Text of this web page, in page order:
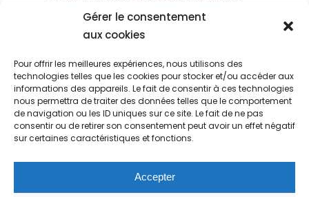
Gérer le consentement
aux cookies
Pour offrir les meilleures expériences, nous utilisons des
technologies telles que les cookies pour stocker et/ou accéder aux
informations des appareils. Le fait de consentir à ces technologies
nous permettra de traiter des données telles que le comportement
de navigation ou les ID uniques sur ce site. Le fait de ne pas
consentir ou de retirer son consentement peut avoir un effet négatif
sur certaines caractéristiques et fonctions.
Accepter
cuillères de pâtes à tartiner alterner les deux
puis enfourner pour 13 minutes à 180•C.
Régalez-vous !
Produit utilisé